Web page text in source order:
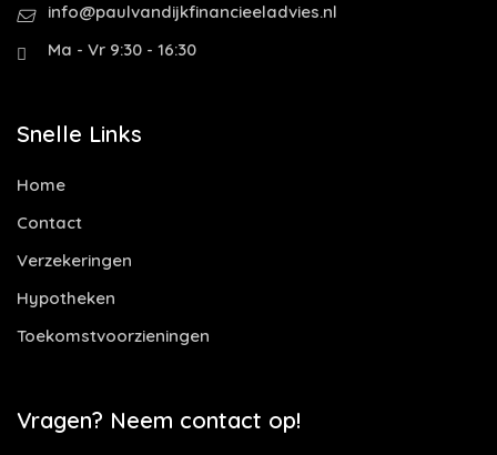
info@paulvandijkfinancieeladvies.nl
Ma - Vr 9:30 - 16:30
Snelle Links
Home
Contact
Verzekeringen
Hypotheken
Toekomstvoorzieningen
Vragen? Neem contact op!